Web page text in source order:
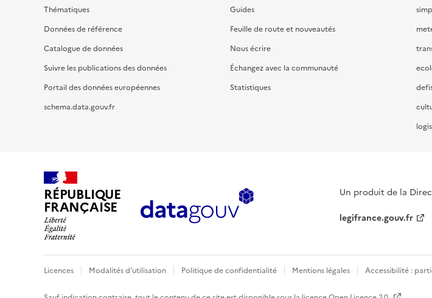
Thématiques
Données de référence
Catalogue de données
Suivre les publications des données
Portail des données européennes
schema.data.gouv.fr
Guides
Feuille de route et nouveautés
Nous écrire
Échangez avec la communauté
Statistiques
RÉPUBLIQUE
FRANÇAISE
Un produit de la
legifrance.gouv.fr
Licences Modalités d'utilisation Politique de confidentialité Mentions légales Accessibilité :